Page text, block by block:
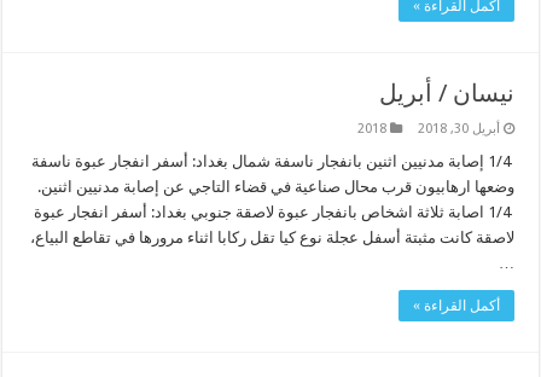
أكمل القراءة »
نيسان / أبريل
أبريل 30, 2018 2018
1/4 إصابة مدنيين اثنين بانفجار ناسفة شمال بغداد: أسفر انفجار عبوة ناسفة
وضعها ارهابيون قرب محال صناعية في قضاء التاجي عن إصابة مدنيين اثنين.
1/4 اصابة ثلاثة اشخاص بانفجار عبوة لاصقة جنوبي بغداد: أسفر انفجار عبوة
لاصقة كانت مثبتة أسفل عجلة نوع كيا تقل ركابا اثناء مرورها في تقاطع البياع،
…
أكمل القراءة »